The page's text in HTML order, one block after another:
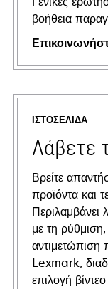
βοήθεια
ΙΣΤΟΣΕΛΊΔΑ
Λάβετε
Βρείτε
προϊόντα και
Περιλαμβάνει
με τη
Lexmark,
επιλογή